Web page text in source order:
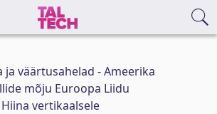
ja väärtusahelad - Ameerika
mõju Euroopa Liidu
vertikaalsele